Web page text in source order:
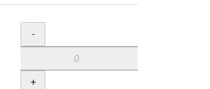
Menge
-
+